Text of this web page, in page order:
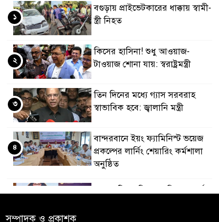
বগুড়ায় প্রাইভেটকারের ধাক্কায় স্বামী-
স্ত্রী নিহত
১
কিসের হাসিনা! শুধু আওয়াজ-
টাওয়াজ শোনা যায়: স্বরাষ্ট্রমন্ত্রী
২
তিন দিনের মধ্যে গ্যাস সরবরাহ
স্বাভাবিক হবে: জ্বালানি মন্ত্রী
৩
বান্দরবানে ইয়ং ফ্যামিনিস্ট ভয়েজ
প্রকল্পের লার্নিং শেয়ারিং কর্মশালা
অনুষ্ঠিত
৪
সম্পাদক ও প্রকাশক